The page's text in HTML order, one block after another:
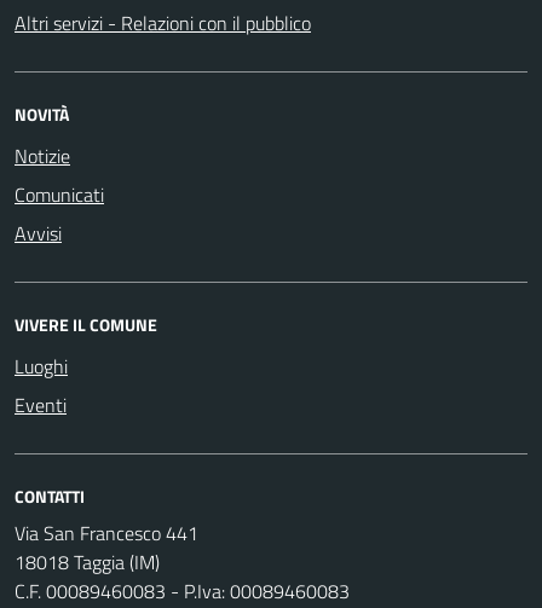
Altri servizi - Relazioni con il pubblico
NOVITÀ
Notizie
Comunicati
Avvisi
VIVERE IL COMUNE
Luoghi
Eventi
CONTATTI
Via San Francesco 441
18018 Taggia (IM)
C.F. 00089460083 - P.Iva: 00089460083